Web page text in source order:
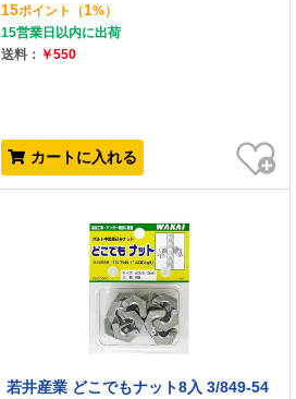
15ポイント （1%）
15営業日以内に出荷
送料： ￥550
カートに入れる
お気に入り
若井産業 どこでもナット8入 3/849-54